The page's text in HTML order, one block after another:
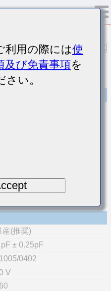
Q200 Qualified) 積層セラミ
産(推奨)
pF ± 0.25pF
0402
V
利用の際には使
及び免責事項を
い。